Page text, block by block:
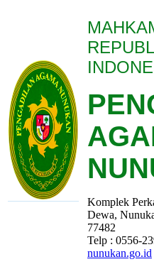
Komplek
Dewa,
77482
Telp : 0556-
nunukan.go.id